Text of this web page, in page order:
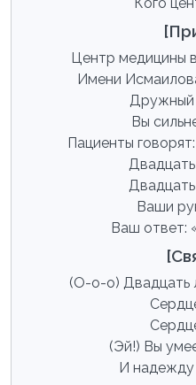
Центр медицины
Имени
Дружный
Вы
Пациенты
Ваши
Ваш ответ:
(О-о-о) Двадцать
(Эй!) Вы
И надежду